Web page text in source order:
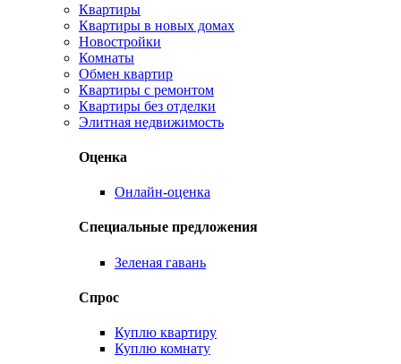
Квартиры
Квартиры в новых домах
Новостройки
Комнаты
Обмен квартир
Квартиры с ремонтом
Квартиры без отделки
Элитная недвижимость
Оценка
Онлайн-оценка
Специальные предложения
Зеленая гавань
Спрос
Куплю квартиру
Куплю комнату